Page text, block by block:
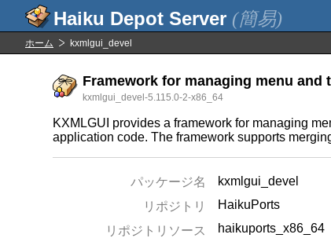
(簡易)
ホーム kxmlgui_devel
Framework for managing menu
kxmlgui_devel-5.115.0-2-x86_64
KXMLGUI provides a framework for managing
application code. The framework supports
パッケージ名
kxmlgui_devel
リポジトリ
HaikuPorts
リポジトリソース
haikuports_x86_64